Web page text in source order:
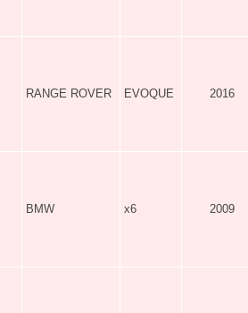
RANGE ROVER EVOQUE 2016
BMW x6 2009